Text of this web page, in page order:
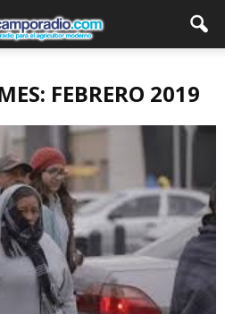
FEBRERO 2019